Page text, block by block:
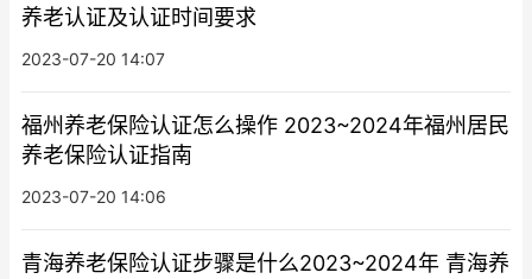
养老认证及认证时间要求
2023-07-20 14:07
福州养老保险认证怎么操作 2023~2024年福州居民
养老保险认证指南
2023-07-20 14:06
青海养老保险认证步骤是什么2023~2024年 青海养